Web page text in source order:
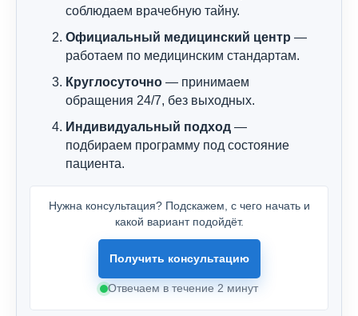
соблюдаем врачебную тайну.
Официальный медицинский центр —
работаем по медицинским стандартам.
Круглосуточно — принимаем
обращения 24/7, без выходных.
Индивидуальный подход —
подбираем программу под состояние
пациента.
Нужна консультация? Подскажем, с чего начать и
какой вариант подойдёт.
Получить консультацию
Отвечаем в течение 2 минут